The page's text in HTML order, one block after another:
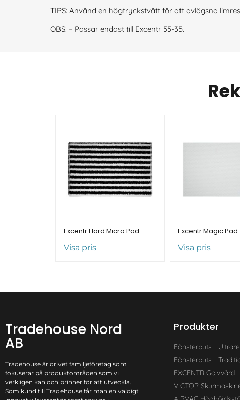
TIPS: Använd en högtryckstvätt för att avlägsna
OBS! – Passar endast till Excentr 55-35.
Excentr Hard Micro Pad
Visa pris
Excentr Magic Pad
Visa pris
Tradehouse Nord
AB
Tradehouse är drivet familjeföretag som
fokuserar på produktområden som vi
verkligen kan och brinner för att utveckla.
Som kund till Tradehouse får man en väldigt
Produkter
Fönsterputs -
Fönsterputs -
EXCENTR Golvvård
VICTOR